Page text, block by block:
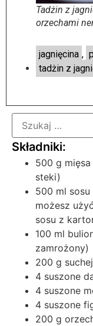
Tadżin z
orzechami
jagnięcina ,
tadżin z
500 g
steki)
500 ml sosu
możesz
sosu z
100 ml
zamrożony)
200 g
4 suszone
4 suszone
4 suszone
200 g